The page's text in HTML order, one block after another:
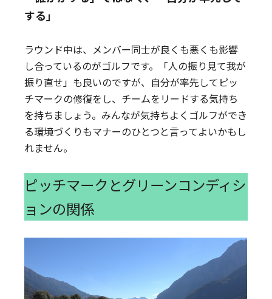
する」
ラウンド中は、メンバー同士が良くも悪くも影響
し合っているのがゴルフです。「人の振り見て我が
振り直せ」も良いのですが、自分が率先してピッ
チマークの修復をし、チームをリードする気持ち
を持ちましょう。みんなが気持ちよくゴルフができ
る環境づくりもマナーのひとつと言ってよいかもし
れません。
ピッチマークとグリーンコンディシ
ョンの関係